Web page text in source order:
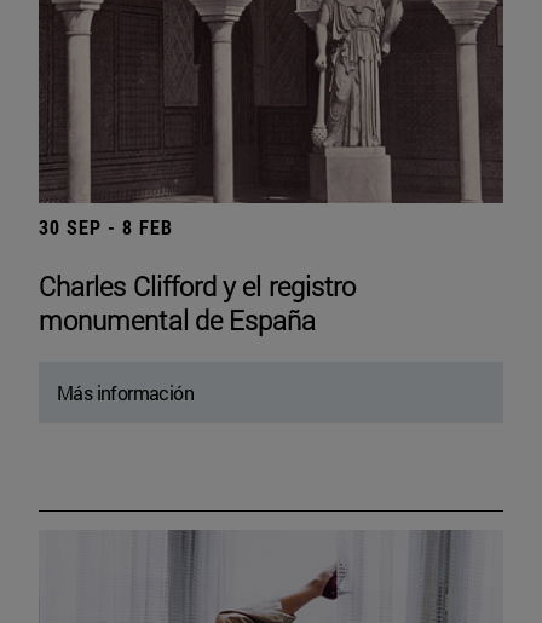
30 SEP - 8 FEB
Charles Clifford y el registro
monumental de España
Más información